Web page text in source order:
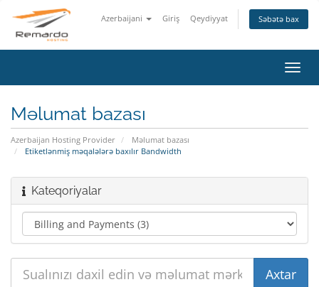
Azerbaijani Giriş Qeydiyyat Səbətə bax
keçid
Məlumat bazası
Azerbaijan Hosting Provider
Məlumat bazası
Etiketlənmiş məqalələrə baxılır Bandwidth
Kateqoriyalar